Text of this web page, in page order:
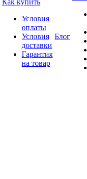
Как купить
Условия
оплаты
Условия
доставки
Гарантия
на товар
Блог